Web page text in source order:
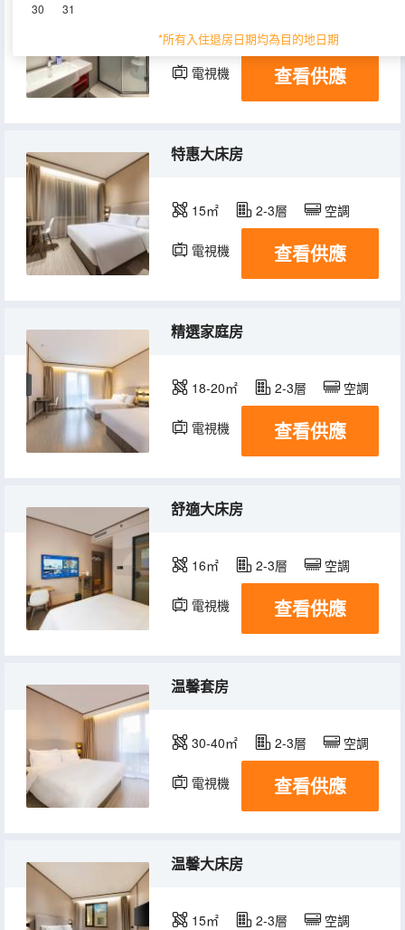
30 31
*所有入住退房日期均為目的地日期
18㎡ 2-3層 空調
電視機 查看供應
特惠大床房
15㎡ 2-3層 空調
電視機 查看供應
精選家庭房
18-20㎡ 2-3層 空調
電視機 查看供應
舒適大床房
16㎡ 2-3層 空調
電視機 查看供應
温馨套房
30-40㎡ 2-3層 空調
電視機 查看供應
温馨大床房
15㎡ 2-3層 空調